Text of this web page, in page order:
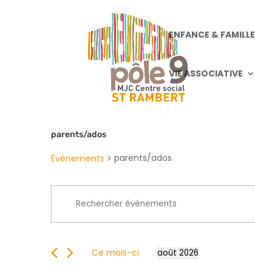
ENFANCE & FAMILLE
VIE ASSOCIATIVE
parents/ados
Évènements parents/ados
Recherche
navigation
vues
clé.
ÉvènementsCe mois-ci août 2026